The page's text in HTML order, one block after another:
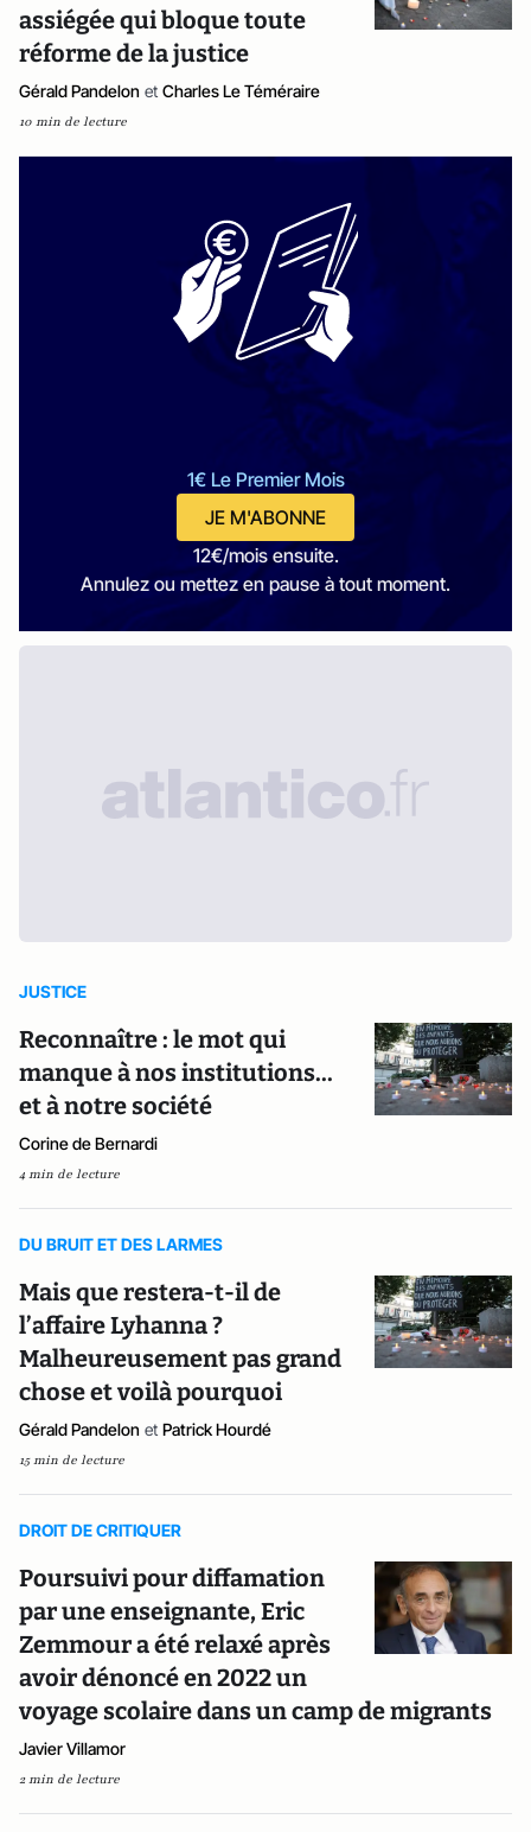
assiégée qui bloque toute
réforme de la justice
Gérald Pandelon et Charles Le Téméraire
10 min de lecture
1€ Le Premier Mois
JE M'ABONNE
12€/mois ensuite.
Annulez ou mettez en pause à tout moment.
JUSTICE
Reconnaître : le mot qui
manque à nos institutions...
et à notre société
Corine de Bernardi
4 min de lecture
DU BRUIT ET DES LARMES
Mais que restera-t-il de
l’affaire Lyhanna ?
Malheureusement pas grand
chose et voilà pourquoi
Gérald Pandelon et Patrick Hourdé
15 min de lecture
DROIT DE CRITIQUER
Poursuivi pour diffamation
par une enseignante, Eric
Zemmour a été relaxé après
avoir dénoncé en 2022 un
voyage scolaire dans un camp de migrants
Javier Villamor
2 min de lecture